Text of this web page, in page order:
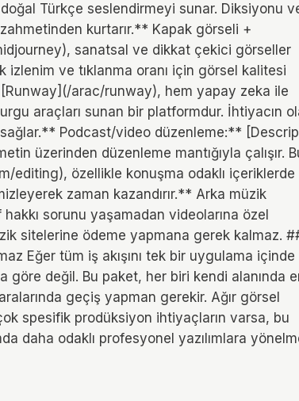
Türkçe seslendirmeyi sunar. Diksiyonu
kurtarır.** Kapak görseli +
sanatsal ve dikkat çekici görseller
izlenim ve tıklanma oranı için görsel kalitesi
arac/runway), hem yapay zeka ile
araçları sunan bir platformdur. İhtiyacın
Podcast/video düzenleme:**
üzerinden düzenleme mantığıyla çalışır.
özellikle konuşma odaklı içeriklerde
zaman kazandırır.** Arka müzik
sorunu yaşamadan videolarına özel
sitelerine ödeme yapmana gerek kalmaz.
Eğer tüm iş akışını tek bir uygulama içinde
değil. Bu paket, her biri kendi alanında
geçiş yapman gerekir. Ağır görsel
spesifik prodüksiyon ihtiyaçların varsa, bu
daha odaklı profesyonel yazılımlara